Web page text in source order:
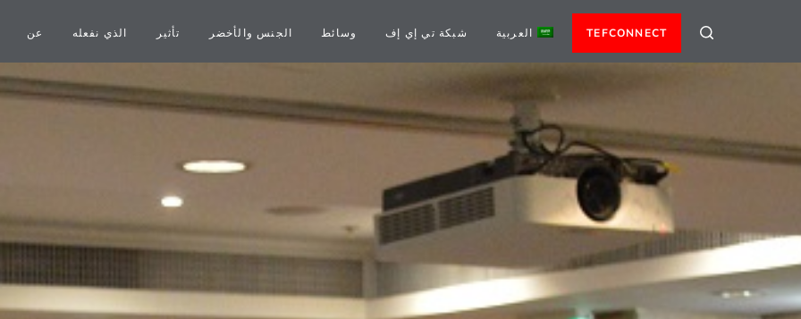
عن الذي نفعله تأثير الجنس والأخضر وسائط شبكة تي إي إف العربية TEFCONNECT